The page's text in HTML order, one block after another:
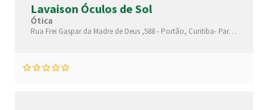
Lavaison Óculos de Sol
Ótica
Rua Frei Gaspar da Madre de Deus ,588 - Portão, Curitiba- Paraná(PR)